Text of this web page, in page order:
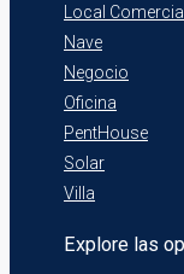
Local Comercial
Nave
Negocio
Oficina
PentHouse
Solar
Villa
Explore las